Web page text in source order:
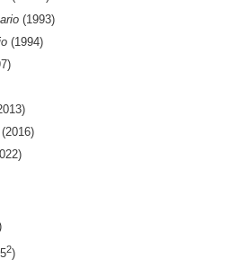
(1993)
(1994)
(2016)
2)